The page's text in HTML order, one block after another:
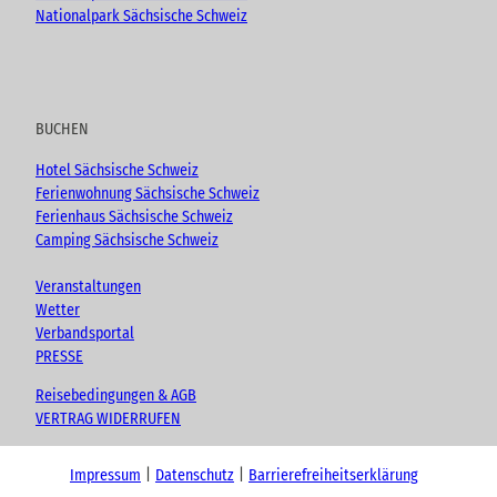
Nationalpark Sächsische Schweiz
BUCHEN
Hotel Sächsische Schweiz
Ferienwohnung Sächsische Schweiz
Ferienhaus Sächsische Schweiz
Camping Sächsische Schweiz
Veranstaltungen
Wetter
Verbandsportal
PRESSE
Reisebedingungen & AGB
VERTRAG WIDERRUFEN
Impressum Datenschutz Barrierefreiheitserklärung